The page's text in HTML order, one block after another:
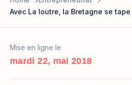
Avec La loutre, la Bretagne se tape
Mise en ligne le
mardi 22, mai 2018